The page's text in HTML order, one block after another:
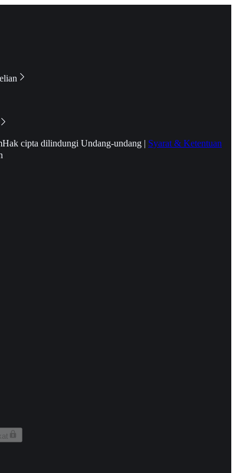
Hak cipta dilindungi Undang-undang | Syarat & Ketentuan